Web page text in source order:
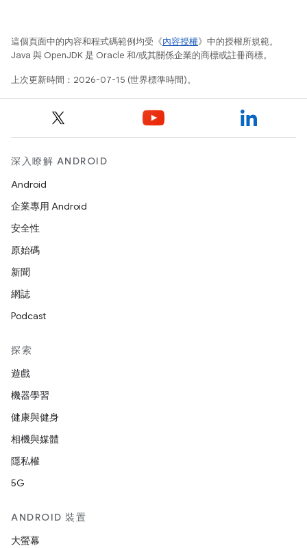
這個頁面中的內容和程式碼範例均受《內容授權》中的授權所規範。
Java 與 OpenJDK 是 Oracle 和/或其關係企業的商標或註冊商標。
上次更新時間：2026-07-15 (世界標準時間)。
深入瞭解 ANDROID
Android
企業專用 Android
安全性
原始碼
新聞
網誌
Podcast
探索
遊戲
機器學習
健康與健身
相機與媒體
隱私權
5G
ANDROID 裝置
大螢幕